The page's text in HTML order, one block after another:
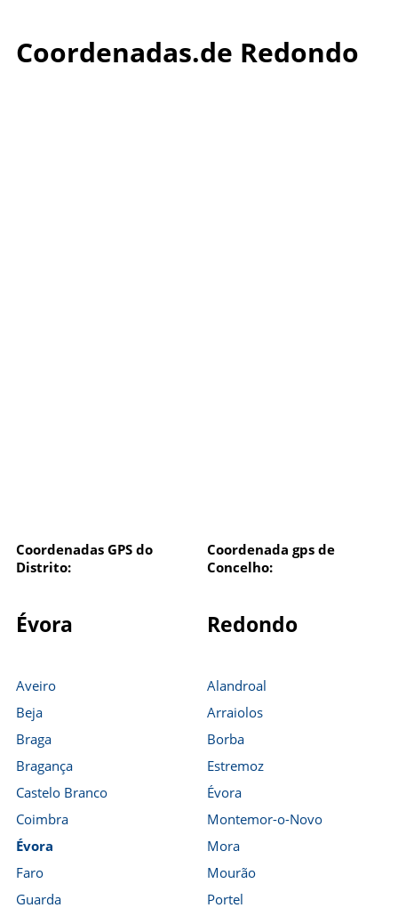
Coordenadas.de Redondo
Coordenadas GPS do
Distrito:
Coordenada gps de
Concelho:
Évora Redondo
Aveiro
Beja
Braga
Bragança
Castelo Branco
Coimbra
Évora
Faro
Guarda
Alandroal
Arraiolos
Borba
Estremoz
Évora
Montemor-o-Novo
Mora
Mourão
Portel